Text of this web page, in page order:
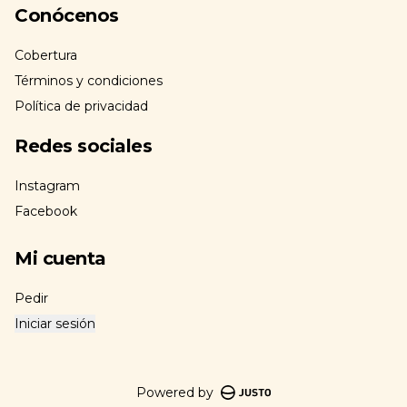
Conócenos
Cobertura
Términos y condiciones
Política de privacidad
Redes sociales
Instagram
Facebook
Mi cuenta
Pedir
Iniciar sesión
Powered by